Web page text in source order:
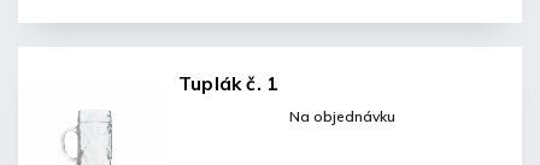
Tuplák č. 1
Na objednávku